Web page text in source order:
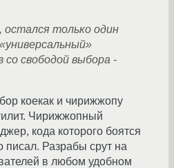
остался только один
со свободой выбора -
коекак и чирижжопу
Чирижжопный
кода которого боятся
писал. Разрабы срут на
в любом удобном